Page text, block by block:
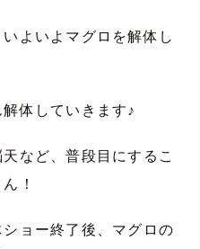
よいよマグロを解体し
体していきます♪
など、普段目にするこ
！
ョー終了後、マグロの